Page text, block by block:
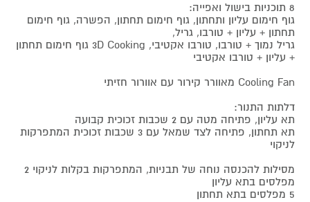
8 תוכניות בישול ואפייה:
גוף חימום עליון ותחתון, גוף חימום תחתון, הפשרה, גוף חימום
תחתון + עליון + טורבו, גריל,
גריל נמוך + טורבו, טורבו אקטיבי, 3D Cooking גוף חימום תחתון
+ עליון + טורבו אקטיבי
Cooling Fan מאוורר קירור עם אוורור חזיתי
דלתות התנור:
תא עליון, פתיחה מטה עם 2 שכבות זכוכית קבועה
תא תחתון, פתיחה לצד שמאל עם 3 שכבות זכוכית המתפרקות
לניקוי
מסילות להכנסה נוחה של תבניות, המתפרקות בקלות לניקוי 2
מפלסים בתא עליון
5 מפלסים בתא תחתון